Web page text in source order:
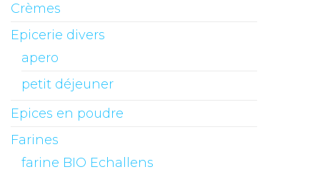
Crèmes
Epicerie divers
apero
petit déjeuner
Epices en poudre
Farines
farine BIO Echallens